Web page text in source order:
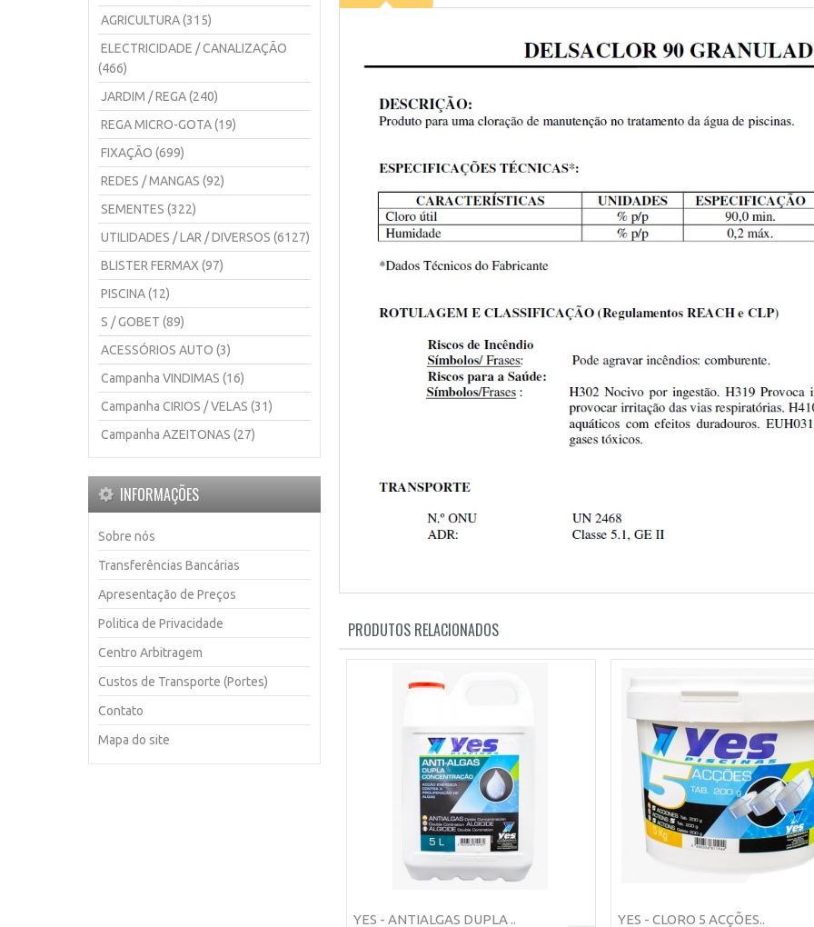
AGRICULTURA (315)
ELECTRICIDADE / CANALIZAÇÃO
(466)
JARDIM / REGA (240)
REGA MICRO-GOTA (19)
FIXAÇÃO (699)
REDES / MANGAS (92)
SEMENTES (322)
UTILIDADES / LAR / DIVERSOS (6127)
BLISTER FERMAX (97)
PISCINA (12)
S / GOBET (89)
ACESSÓRIOS AUTO (3)
Campanha VINDIMAS (16)
Campanha CIRIOS / VELAS (31)
Campanha AZEITONAS (27)
INFORMAÇÕES
Sobre nós
Transferências Bancárias
Apresentação de Preços
Politica de Privacidade
Centro Arbitragem
Custos de Transporte (Portes)
Contato
Mapa do site
PRODUTOS RELACIONADOS
YES - ANTIALGAS DUPLA .. YES - CLORO 5 ACÇÕES..